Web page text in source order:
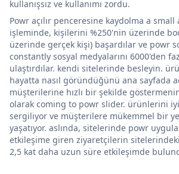
kullanışsız ve kullanımı zordu.
Powr açılır penceresine kaydolma a
işleminde, kişilerini %250'nin üzerinde
üzerinde gerçek kişi) başardılar ve powr
constantly sosyal medyalarını 6000'den
ulaştırdılar. kendi sitelerinde besleyin.
hayatta nasıl göründüğünü ana sayfada
müşterilerine hızlı bir şekilde
olarak coming to powr slider. ürünlerini
sergiliyor ve müşterilere mükemmel bir
yaşatıyor. aslında, sitelerinde powr
etkileşime giren ziyaretçilerin
2,5 kat daha uzun süre etkileşimde